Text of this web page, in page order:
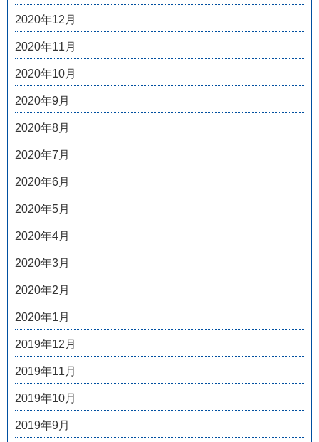
2020年12月
2020年11月
2020年10月
2020年9月
2020年8月
2020年7月
2020年6月
2020年5月
2020年4月
2020年3月
2020年2月
2020年1月
2019年12月
2019年11月
2019年10月
2019年9月